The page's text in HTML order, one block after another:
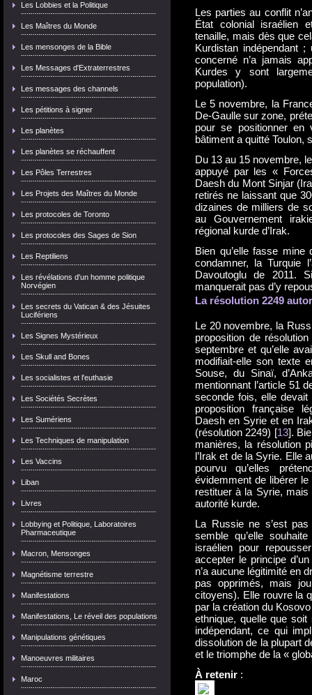
Les Lobbies et la Politique
Les Maîtres du Monde
Les mensonges de la Bible
Les Messages d'Extraterrestres
Les messages des channels
Les pétitions à signer
Les planètes
Les planètes se réchauffent
Les Pôles Terrestres
Les Projets des Maîtres du Monde
Les protocoles de Toronto
Les protocoles des Sages de Sion
Les Reptiliens
Les révélations d'un homme politique
Norvégien
Les secrets du Vatican & des Jésuites
Lucifériens
Les Signes Mystérieux
Les Skull and Bones
Les socialistes et l'euthasie
Les Sociétés Secrètes
Les Sumériens
Les Techniques de manipulation
Les Vaccins
Liban
Livres
Lobbying et Politique, Laboratoires
Pharmaceutique
Macron, Mensonges
Magnétisme terrestre
Manifestations
Manifestations, Le réveil des populations
Manipulations génétiques
Manoeuvres militaires
Maroc
Les parties au conflit
État colonial israélien
tenaille, mais dès que
Kurdistan indépendant
concerné n’a jamais
Kurdes y sont
population).
Le 5 novembre, la
De-Gaulle sur zone,
pour se positionner
bâtiment a quitté Toulon,
Du 13 au 15 novembre,
appuyé par les «
Daesh du Mont Sinjar
retirés ne laissant que
dizaines de milliers de
au Gouvernement
régional kurde d’Irak.
Bien qu’elle fasse
condamner, la Turquie
Davoutoglu de 2011.
manquerait pas d’y
La résolution 2249
Le 20 novembre, la
proposition de
septembre et qu’elle
modifiait-elle son texte
Souse, du Sinaï,
mentionnant l’article 51
seconde fois, elle
proposition française
Daesh en Syrie et en
(résolution 2249) [13].
manières, la résolution
l’Irak et de la Syrie. Elle
pourvu qu’elles
évidemment de libérer
restituer à la Syrie,
autorité kurde.
La Russie ne s’est
semble qu’elle
israélien pour
accepter le principe
n’a aucune légitimité en
pas opprimés, mais
citoyens). Elle rouvre la
par la création du
ethnique, quelle que
indépendant, ce qui
dissolution de la plupart
et le triomphe de la «
À retenir :